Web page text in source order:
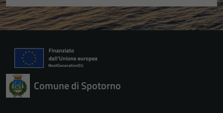
Comune di Spotorno